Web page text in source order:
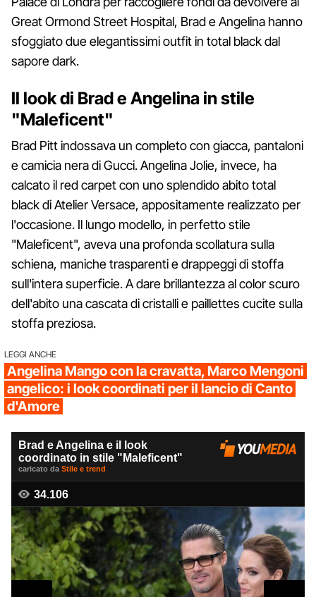
Great Ormond Street Hospital, Brad e Angelina hanno
sfoggiato due elegantissimi outfit in total black dal
sapore dark.
Il look di Brad e Angelina in stile
"Maleficent"
Brad Pitt indossava un completo con giacca, pantaloni
e camicia nera di Gucci. Angelina Jolie, invece, ha
calcato il red carpet con uno splendido abito total
black di Atelier Versace, appositamente realizzato per
l'occasione. Il lungo modello, in perfetto stile
"Maleficent", aveva una profonda scollatura sulla
schiena, maniche trasparenti e drappeggi di stoffa
sull'intera superficie. A dare brillantezza al color scuro
dell'abito una cascata di cristalli e paillettes cucite sulla
stoffa preziosa.
LEGGI ANCHE
Angelina Mango con la cravatta, Marco Mengoni
angelico: i look coordinati per il lancio di Canto
d'Amore